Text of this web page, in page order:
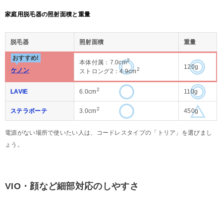
家庭用脱毛器の照射面積と重量
脱毛器 照射面積 重量
おすすめ!
ケノン
本体付属：7.0cm2
ストロング2：4.9cm2 120g
LAVIE 6.0cm2 110g
ステラボーテ 3.0cm2 450g
電源がない場所で使いたい人は、コードレスタイプの「トリア」を選びまし
ょう。
VIO・顔など細部対応のしやすさ